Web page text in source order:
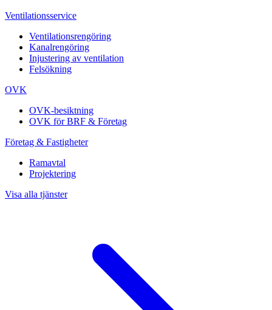
Ventilationsservice
Ventilationsrengöring
Kanalrengöring
Injustering av ventilation
Felsökning
OVK
OVK-besiktning
OVK för BRF & Företag
Företag & Fastigheter
Ramavtal
Projektering
Visa alla tjänster